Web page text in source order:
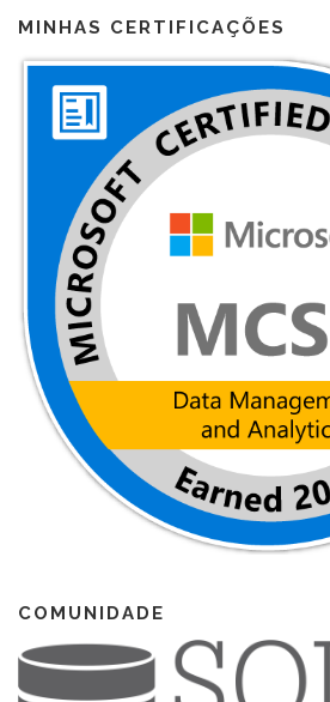
MINHAS CERTIFICAÇÕES
COMUNIDADE